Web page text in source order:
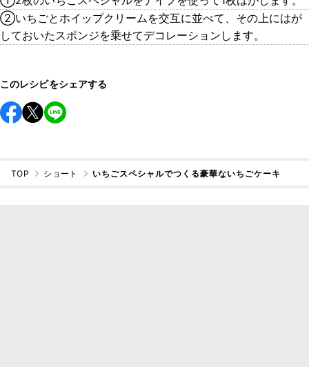
②いちごとホイップクリームを交互に並べて、その上にはが
しておいたスポンジを乗せてデコレーションします。
このレシピをシェアする
TOP ショート いちごスペシャルでつくる豪華ないちごケーキ